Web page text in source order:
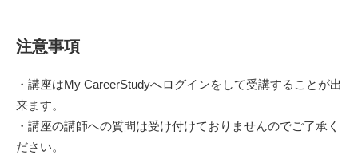
注意事項
・講座はMy CareerStudyへログインをして受講することが出
来ます。
・講座の講師への質問は受け付けておりませんのでご了承く
ださい。